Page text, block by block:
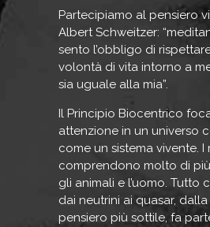
Partecipiamo al pensiero
Albert Schweitzer:
sento l’obbligo di
volontà di vita intorno a
sia uguale alla mia”.
Il Principio Biocentrico
attenzione in un universo
come un sistema vivente.
comprendono molto di
gli animali e l’uomo. Tutto
dai neutrini ai quasar,
pensiero più sottile, fa